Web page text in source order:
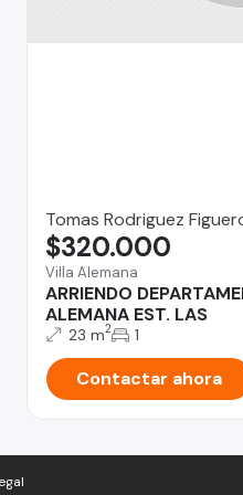
Tomas Rodriguez
Villa Alemana
ARRIENDO
ALEMANA EST. LAS
$320.000
23 m2 1
Contactar ahora